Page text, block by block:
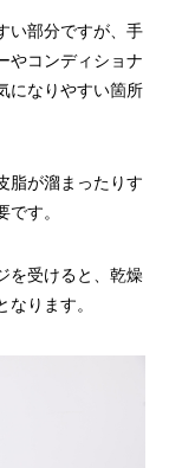
い部分ですが、手
やコンディショナ
になりやすい箇所
脂が溜まったりす
す。
を受けると、乾燥
ります。